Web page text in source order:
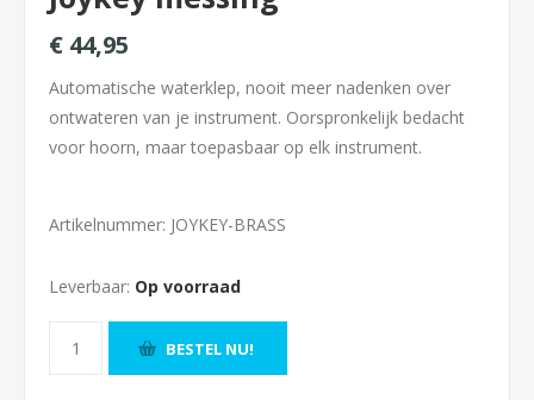
€ 44,95
Automatische waterklep, nooit meer nadenken over
ontwateren van je instrument. Oorspronkelijk bedacht
voor hoorn, maar toepasbaar op elk instrument.
Artikelnummer: JOYKEY-BRASS
Leverbaar: Op voorraad
BESTEL NU!